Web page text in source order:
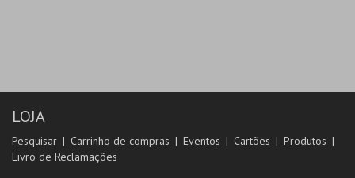
LOJA
Pesquisar Carrinho de compras Eventos Cartões
Produtos
Livro de Reclamações